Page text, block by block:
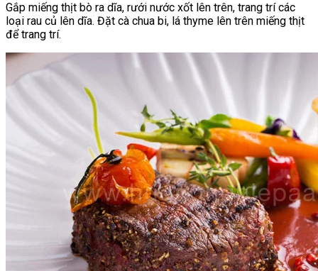
Gắp miếng thịt bò ra dĩa, rưới nước xốt lên trên, trang trí các
loại rau củ lên dĩa. Đặt cà chua bi, lá thyme lên trên miếng thịt
để trang trí.